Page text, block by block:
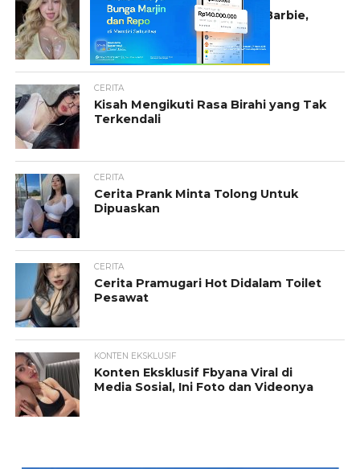
Viral Konten Eksklusif Bule Barbie,
Foto dan Video Mantap!
CERITA
Kisah Mengikuti Rasa Birahi yang Tak
Terkendali
CERITA
Cerita Prank Minta Tolong Untuk
Dipuaskan
CERITA
Cerita Pramugari Hot Didalam Toilet
Pesawat
KONTEN EKSKLUSIF
Konten Eksklusif Fbyana Viral di
Media Sosial, Ini Foto dan Videonya